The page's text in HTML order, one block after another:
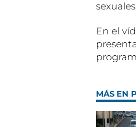
En el
MÁS EN